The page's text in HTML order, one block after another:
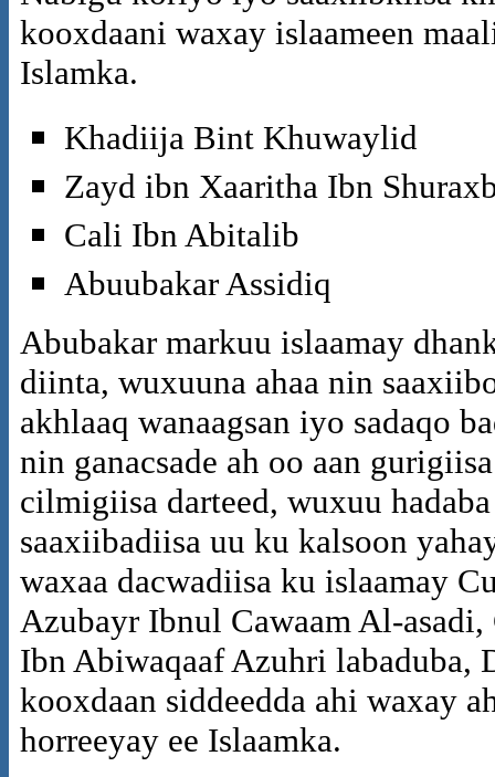
kooxdaani waxay islaameen
Islamka.
Khadiija Bint Khuwaylid
Zayd ibn Xaaritha Ibn
Cali Ibn Abitalib
Abuubakar Assidiq
Abubakar markuu islaamay
diinta, wuxuuna ahaa nin
akhlaaq wanaagsan iyo sadaqo
nin ganacsade ah oo aan
cilmigiisa darteed, wuxuu
saaxiibadiisa uu ku kalsoon
waxaa dacwadiisa ku islaamay
Azubayr Ibnul Cawaam Al-
Ibn Abiwaqaaf Azuhri
kooxdaan siddeedda ahi waxay
horreeyay ee Islaamka.